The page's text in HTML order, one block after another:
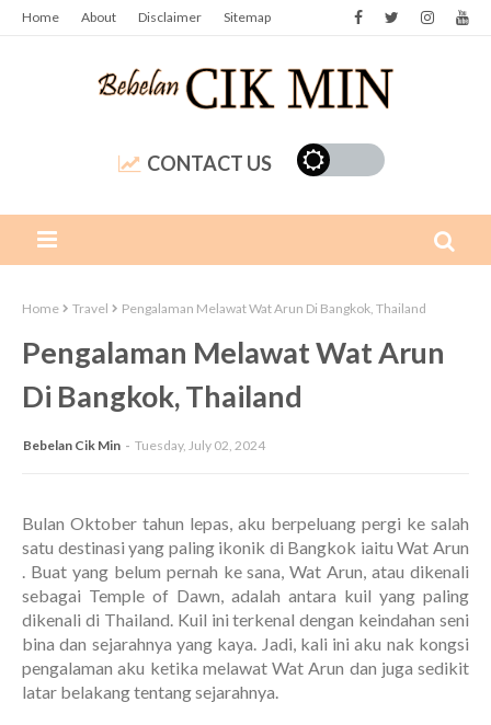
Home About Disclaimer Sitemap
CONTACT US
Home Travel Pengalaman Melawat Wat Arun Di Bangkok, Thailand
Pengalaman Melawat Wat Arun
Di Bangkok, Thailand
Bebelan Cik Min Tuesday, July 02, 2024
Bulan Oktober tahun lepas, aku berpeluang pergi ke salah
satu destinasi yang paling ikonik di Bangkok iaitu Wat Arun
. Buat yang belum pernah ke sana, Wat Arun, atau dikenali
sebagai Temple of Dawn, adalah antara kuil yang paling
dikenali di Thailand. Kuil ini terkenal dengan keindahan seni
bina dan sejarahnya yang kaya. Jadi, kali ini aku nak kongsi
pengalaman aku ketika melawat Wat Arun dan juga sedikit
latar belakang tentang sejarahnya.